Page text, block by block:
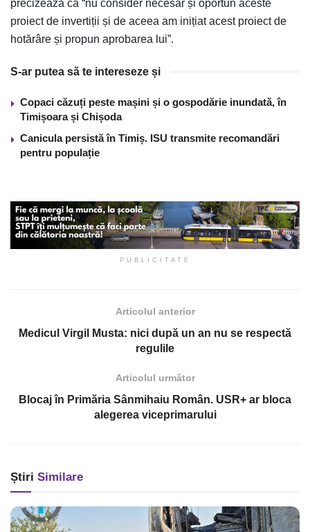
precizează că “nu consider necesar și oportun aceste
proiect de invertiții și de aceea am inițiat acest proiect de
hotărâre și propun aprobarea lui”.
S-ar putea să te intereseze și
Copaci căzuți peste mașini și o gospodărie inundată, în
Timișoara și Chișoda
Canicula persistă în Timiș. ISU transmite recomandări
pentru populație
PUBLICITATE
Articolul anterior
Medicul Virgil Musta: nici după un an nu se respectă
regulile
Articolul următor
Blocaj în Primăria Sânmihaiu Român. USR+ ar bloca
alegerea viceprimarului
Știri Similare